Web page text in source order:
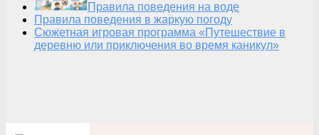
Правила поведения на воде
Правила поведения в жаркую погоду
Сюжетная игровая программа «Путешествие в
деревню или приключения во время каникул»